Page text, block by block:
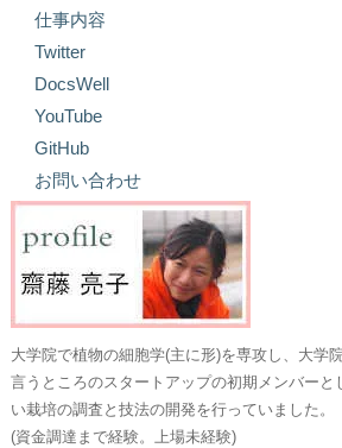
仕事内容
Twitter
DocsWell
YouTube
GitHub
お問い合わせ
大学院で植物の細胞学(主に形)を専攻し、大学
言うところのスタートアップの初期メンバーと
い栽培の調査と技法の開発を行っていました。
(資金調達まで経験。上場未経験)